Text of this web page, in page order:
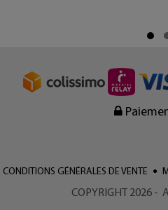
CONDITIONS GÉNÉRALES DE VENTE
COPYRIGHT 2026 -